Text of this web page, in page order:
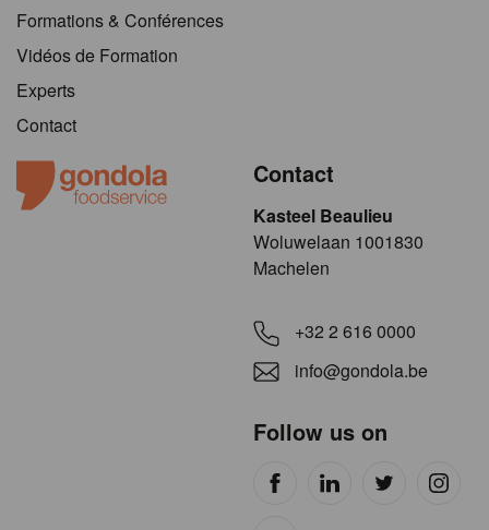
Formations & Conférences
Vidéos de Formation
Experts
Contact
Contact
Kasteel Beaulieu
​​​Woluwelaan 1001830
Machelen
+32 2 616 0000
info@gondola.be
Follow us on